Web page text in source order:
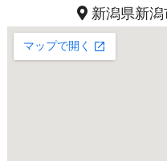
新潟県新